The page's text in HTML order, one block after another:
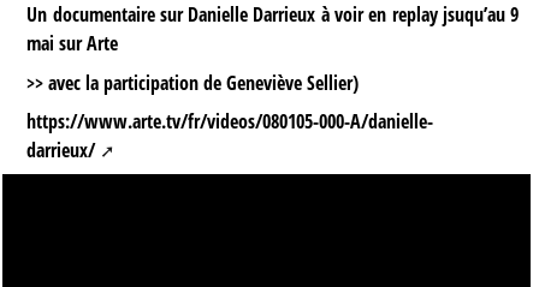
Un documentaire sur Danielle Darrieux à voir en replay jsuqu’au 9
mai sur Arte
>> avec la participation de Geneviève Sellier)
https://www.arte.tv/fr/videos/080105-000-A/danielle-
darrieux/